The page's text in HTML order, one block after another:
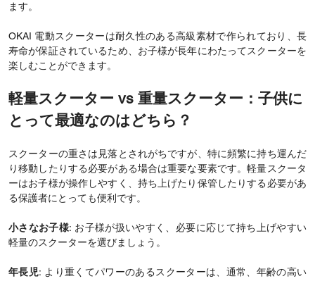
ます。
OKAI 電動スクーターは耐久性のある高級素材で作られており、長
寿命が保証されているため、お子様が長年にわたってスクーターを
楽しむことができます。
軽量スクーター vs 重量スクーター：子供に
とって最適なのはどちら？
スクーターの重さは見落とされがちですが、特に頻繁に持ち運んだ
り移動したりする必要がある場合は重要な要素です。軽量スクータ
ーはお子様が操作しやすく、持ち上げたり保管したりする必要があ
る保護者にとっても便利です。
小さなお子様: お子様が扱いやすく、必要に応じて持ち上げやすい
軽量のスクーターを選びましょう。
年長児: より重くてパワーのあるスクーターは、通常、年齢の高い